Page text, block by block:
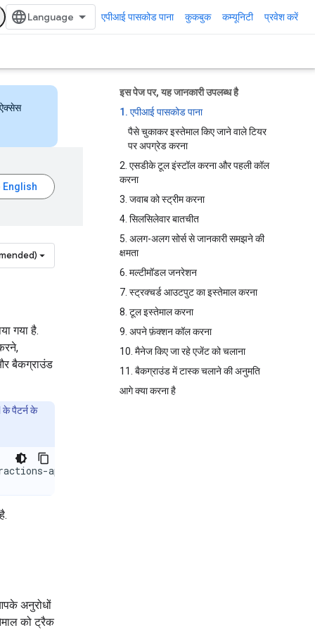
एपीआई पासकोड पाना कुकबुक कम्यूनिटी प्रवेश करें
इस पेज पर, यह जानकारी उपलब्ध है
1. एपीआई पासकोड पाना
पैसे चुकाकर इस्तेमाल किए जाने वाले टियर
पर अपग्रेड करना
2. एसडीके टूल इंस्टॉल करना और पहली कॉल
करना
3. जवाब को स्ट्रीम करना
4. सिलसिलेवार बातचीत
5. अलग-अलग सोर्स से जानकारी समझने की
क्षमता
6. मल्टीमॉडल जनरेशन
7. स्ट्रक्चर्ड आउटपुट का इस्तेमाल करना
8. टूल इस्तेमाल करना
9. अपने फ़ंक्शन कॉल करना
10. मैनेज किए जा रहे एजेंट को चलाना
11. बैकग्राउंड में टास्क चलाने की अनुमति
आगे क्या करना है
ऐक्सेस
गया है.
बैकग्राउंड
पैटर्न के
api
अनुरोधों
को ट्रैक